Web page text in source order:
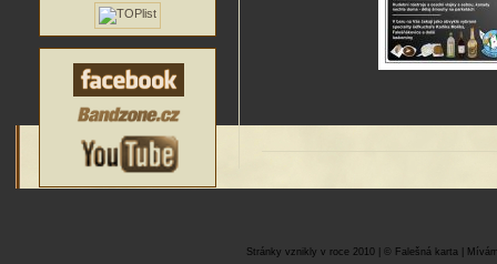
Stránky vznikly v roce 2010 | © Falešná karta |